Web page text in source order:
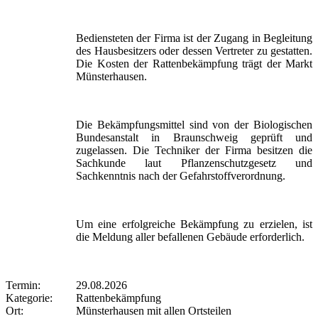
Bediensteten der Firma ist der Zugang in Begleitung
des Hausbesitzers oder dessen Vertreter zu gestatten.
Die Kosten der Rattenbekämpfung trägt der Markt
Münsterhausen.
Die Bekämpfungsmittel sind von der Biologischen
Bundesanstalt in Braunschweig geprüft und
zugelassen. Die Techniker der Firma besitzen die
Sachkunde laut Pflanzenschutzgesetz und
Sachkenntnis nach der Gefahrstoffverordnung.
Um eine erfolgreiche Bekämpfung zu erzielen, ist
die Meldung aller befallenen Gebäude erforderlich.
Termin:
29.08.2026
Kategorie:
Rattenbekämpfung
Ort:
Münsterhausen mit allen Ortsteilen